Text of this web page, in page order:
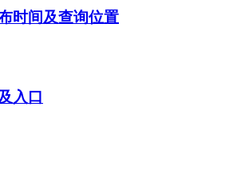
时间及查询位置
入口